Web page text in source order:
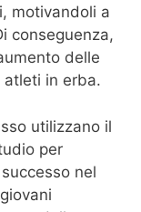
motivandoli a
conseguenza,
delle
atleti in erba.
utilizzano il
per
nel